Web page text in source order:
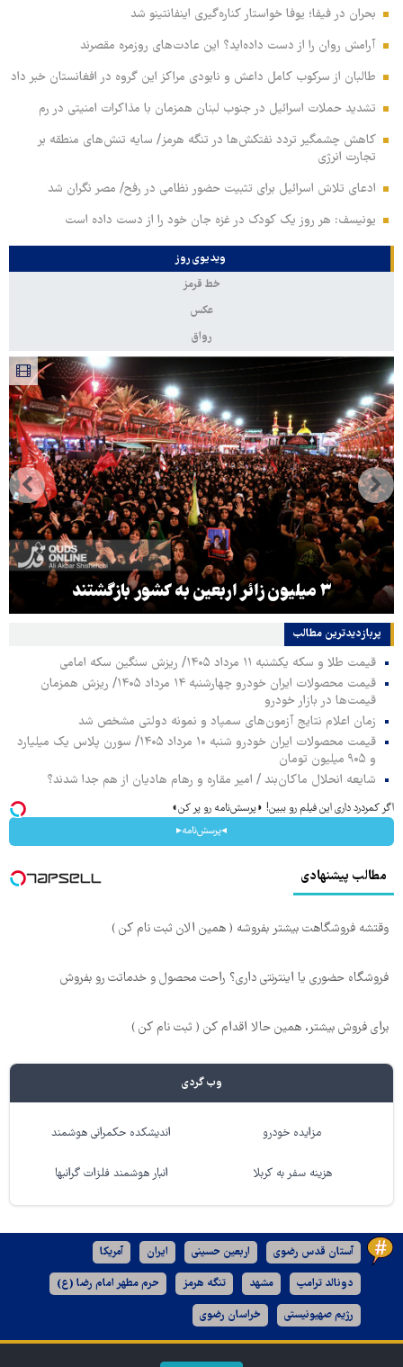
بحران در فیفا؛ یوفا خواستار کناره‌گیری اینفانتینو شد
آرامش روان را از دست داده‌اید؟ این عادت‌های روزمره مقصرند
طالبان از سرکوب کامل داعش و نابودی مراکز این گروه در افغانستان خبر داد
تشدید حملات اسرائیل در جنوب لبنان همزمان با مذاکرات امنیتی در رم
کاهش چشمگیر تردد نفتکش‌ها در تنگه هرمز/ سایه تنش‌های منطقه بر
تجارت انرژی
ادعای تلاش اسرائیل برای تثبیت حضور نظامی در رفح/ مصر نگران شد
یونیسف: هر روز یک کودک در غزه جان خود را از دست داده است
ویدیوی روز
خط قرمز
عکس
رواق
۳ میلیون زائر اربعین به کشور بازگشتند
پربازدیدترین‌ مطالب
قیمت طلا و سکه یکشنبه ۱۱ مرداد ۱۴۰۵/ ریزش سنگین سکه امامی
قیمت محصولات ایران خودرو چهارشنبه ۱۴ مرداد ۱۴۰۵/ ریزش همزمان
قیمت‌ها در بازار خودرو
زمان اعلام نتایج آزمون‌های سمپاد و نمونه دولتی مشخص شد
قیمت محصولات ایران خودرو شنبه ۱۰ مرداد ۱۴۰۵/ سورن پلاس یک میلیارد
و ۹۰۵ میلیون تومان
شایعه انحلال ماکان‌بند / امیر مقاره و رهام هادیان از هم جدا شدند؟
اگر کمردرد داری این فیلم رو ببین! ◗پرسش‌نامه رو پر کن◖
◂پرسش‌نامه▸
مطالب پیشنهادی
وقتشه فروشگاهت بیشتر بفروشه ( همین الان ثبت نام کن )
فروشگاه حضوری یا اینترنتی داری؟ راحت محصول و خدماتت رو بفروش
برای فروش بیشتر، همین حالا اقدام کن ( ثبت نام کن )
وب گردی
مزایده خودرو اندیشکده حکمرانی هوشمند
هزینه سفر به کربلا انبار هوشمند فلزات گرانبها
آستان قدس رضوی اربعین حسینی ایران آمریکا
دونالد ترامپ مشهد تنگه هرمز حرم مطهر امام رضا (ع)
رژیم صهیونیستی خراسان رضوی